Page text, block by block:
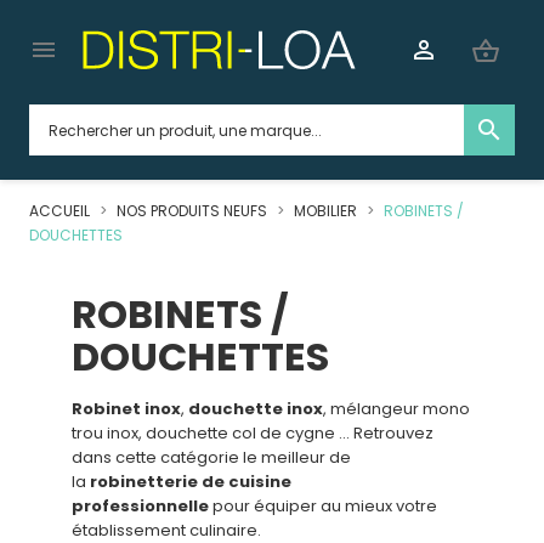
search
 shopping_basket

ACCUEIL NOS PRODUITS NEUFS MOBILIER
ROBINETS /
DOUCHETTES
ROBINETS /
DOUCHETTES
Robinet inox, douchette inox, mélangeur mono
trou inox, douchette col de cygne ... Retrouvez
dans cette catégorie le meilleur de
la robinetterie de cuisine
professionnellepour équiper au mieux votre
établissement culinaire.